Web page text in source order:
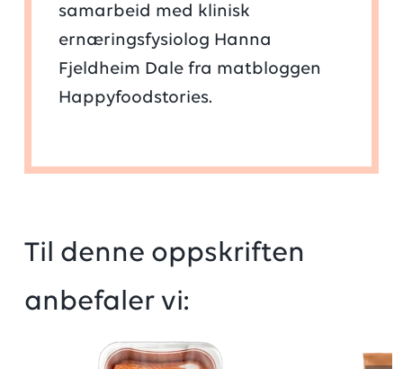
samarbeid med klinisk
ernæringsfysiolog Hanna
Fjeldheim Dale fra matbloggen
Happyfoodstories.
Til denne oppskriften
anbefaler vi: